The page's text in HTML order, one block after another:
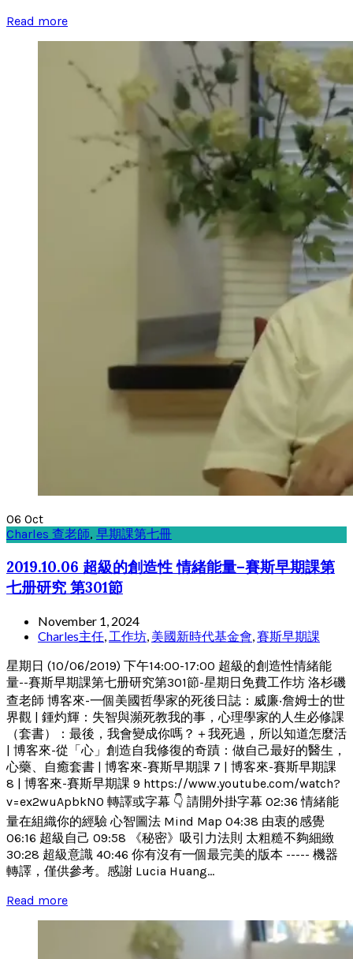
Read more
06 Oct
Charles 查老師, 早期課第七冊
2019.10.06 超級的創造性 情緒能量–賽斯早期課第
七册研究 第301節
November 1, 2024
Charles主任, 工作坊, 美國新時代基金會,賽斯早期課
星期日 (10/06/2019) 下午14:00-17:00 超級的創造性情緒能
量--賽斯早期課第七册研究第301節-星期日免費工作坊 洛杉磯
查老師 博客來-一個美國哲學家的死後日誌：威廉‧詹姆士的世
界觀 | 鍾灼輝：失智與瀕死教我的事，心理學家的人生必修課
（套書）：最後，我會變成你嗎？＋我死過，所以知道怎麼活
| 博客來-從「心」創造自我修復的奇蹟：做自己最好的醫生，
心藥、自癒套書 | 博客來-賽斯早期課 7 | 博客來-賽斯早期課
8 | 博客來-賽斯早期課 9 https://www.youtube.com/watch?
v=ex2wuApbkN0 轉譯或字幕 👇 請開外掛字幕 02:36 情緒能
量在組織你的經驗 心智圖法 Mind Map 04:38 由衷的感覺
06:16 超級自己 09:58 《秘密》吸引力法則 太粗糙不夠細緻
30:28 超級意識 40:46 你有沒有一個最完美的版本 ----- 機器
轉譯，僅供參考。感謝 Lucia Huang...
Read more